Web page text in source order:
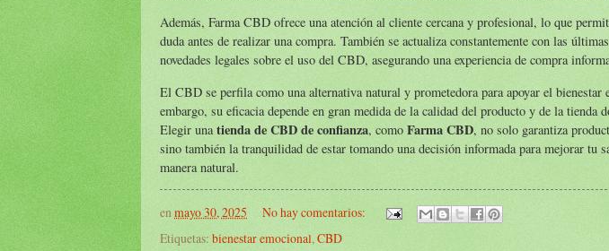
Además, Farma CBD ofrece una atención al cliente cercana y profesional, lo que
duda antes de realizar una compra. También se actualiza constantemente con las
novedades legales sobre el uso del CBD, asegurando una experiencia de compra
El CBD se perfila como una alternativa natural y prometedora para apoyar el bienestar
embargo, su eficacia depende en gran medida de la calidad del producto y de la tienda
Elegir una tienda de CBD de confianza, como Farma CBD, no solo garantiza
sino también la tranquilidad de estar tomando una decisión informada para mejorar tu
manera natural.
en mayo 30, 2025
No hay comentarios:
Etiquetas: bienestar emocional,CBD